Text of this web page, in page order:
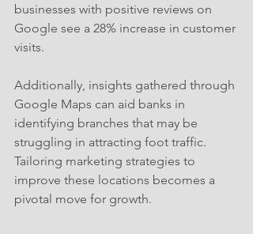
businesses with positive reviews on
Google see a 28% increase in customer
visits.
Additionally, insights gathered through
Google Maps can aid banks in
identifying branches that may be
struggling in attracting foot traffic.
Tailoring marketing strategies to
improve these locations becomes a
pivotal move for growth.